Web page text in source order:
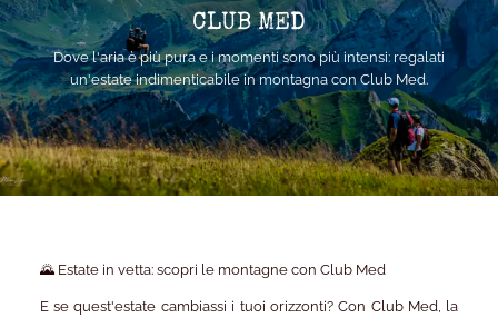
CLUB MED
Dove l'aria è più pura e i momenti sono più intensi: regalati
un'estate indimenticabile in montagna con Club Med.
🌄 Estate in vetta: scopri le montagne con Club Med
E se quest'estate cambiassi i tuoi orizzonti? Con Club Med, la